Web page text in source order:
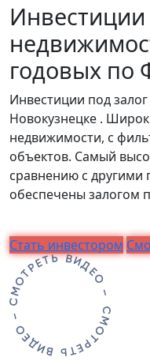
Инвестиции
годовых по
Инвестиции под
Новокузнецке .
недвижимости, с
объектов. Самый
сравнению с другими
обеспечены залогом
Стать инвестором